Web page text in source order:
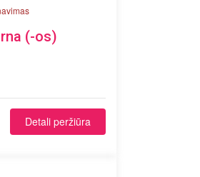
(-os)
Detali peržiūra